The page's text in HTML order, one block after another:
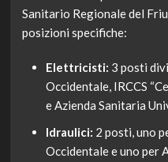
Sanitario Regionale del
posizioni specifiche:
Elettricisti: 3 posti
Occidentale, IRCCS
e Azienda Sanitaria
Idraulici: 2 posti, uno
Occidentale e uno per